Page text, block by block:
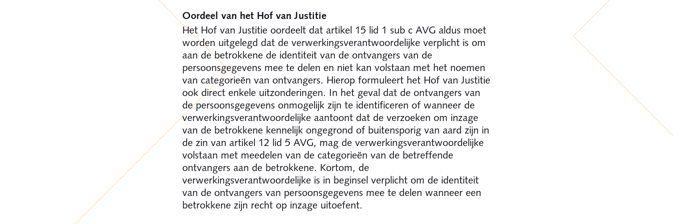
Oordeel van het Hof van Justitie
Het Hof van Justitie oordeelt dat artikel 15 lid 1 sub c AVG aldus moet
worden uitgelegd dat de verwerkingsverantwoordelijke verplicht is om
aan de betrokkene de identiteit van de ontvangers van de
persoonsgegevens mee te delen en niet kan volstaan met het noemen
van categorieën van ontvangers. Hierop formuleert het Hof van Justitie
ook direct enkele uitzonderingen. In het geval dat de ontvangers van
de persoonsgegevens onmogelijk zijn te identificeren of wanneer de
verwerkingsverantwoordelijke aantoont dat de verzoeken om inzage
van de betrokkene kennelijk ongegrond of buitensporig van aard zijn in
de zin van artikel 12 lid 5 AVG, mag de verwerkingsverantwoordelijke
volstaan met meedelen van de categorieën van de betreffende
ontvangers aan de betrokkene. Kortom, de
verwerkingsverantwoordelijke is in beginsel verplicht om de identiteit
van de ontvangers van persoonsgegevens mee te delen wanneer een
betrokkene zijn recht op inzage uitoefent.